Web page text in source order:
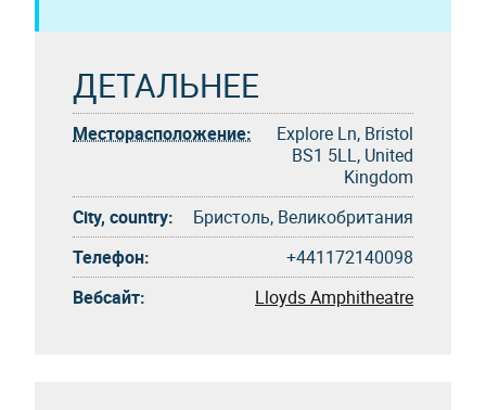
ДЕТАЛЬНЕЕ
Месторасположение:
Explore Ln, Bristol
BS1 5LL, United
Kingdom
City, country:
Бристоль, Великобритания
Телефон:
+441172140098
Вебсайт:
Lloyds Amphitheatre